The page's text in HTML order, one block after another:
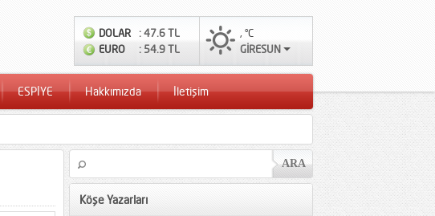
DOLAR
: 47.6 TL
EURO
: 54.9 TL
, °C
GİRESUN
ESPİYE Hakkımızda İletişim
Köşe Yazarları